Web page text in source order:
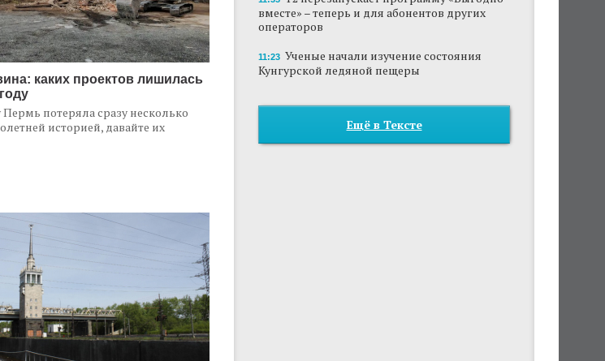
каких проектов лишилась
потеряла сразу несколько
историей, давайте их
вместе» – теперь и для абонентов других
операторов
11:23 Ученые начали изучение состояния
Кунгурской ледяной пещеры
Ещё в Тексте